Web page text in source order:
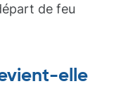
de feu
elle